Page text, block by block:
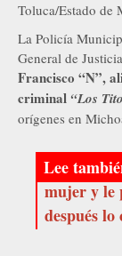
Toluca/Estado de
La Policía
General de
Francisco “N”,
criminal“Los
orígenes en
mujer y le
después